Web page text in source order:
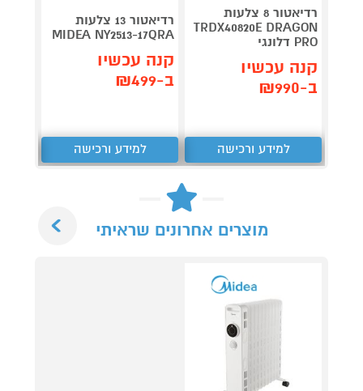
רדיאטור 8 צלעות
TRDX40820E DRAGON
PRO דלונגי
קנה עכשיו
ב-₪990
למידע ורכישה
רדיאטור 13 צלעות
MIDEA NY2513-17QRA
קנה עכשיו
ב-₪499
למידע ורכישה
מוצרים אחרונים שראיתי